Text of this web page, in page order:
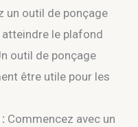
un outil de ponçage
le plafond
outil de ponçage
être utile pour les
Commencez avec un